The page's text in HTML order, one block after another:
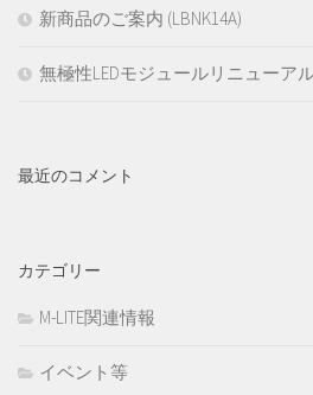
新商品のご案内 (LBNK14A)
無極性LEDモジュールリニューア
最近のコメント
カテゴリー
M-LITE関連情報
イベント等